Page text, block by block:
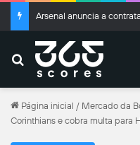
Buscar
Página inicial / Mercado da
Corinthians e cobra multa para